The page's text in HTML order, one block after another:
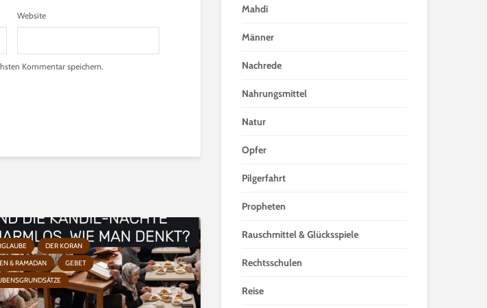
Website
Kommentar speichern.
DER KORAN
& RAMADAN
GEBET
Mahdi
Männer
Nachrede
Nahrungsmittel
Natur
Opfer
Pilgerfahrt
Propheten
Rauschmittel & Glücksspiele
Rechtsschulen
Reise